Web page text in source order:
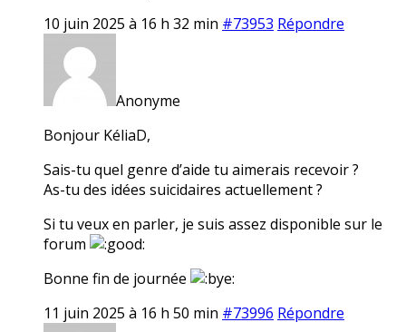
10 juin 2025 à 16 h 32 min #73953 Répondre
Anonyme
Bonjour KéliaD,
Sais-tu quel genre d’aide tu aimerais recevoir ?
As-tu des idées suicidaires actuellement ?
Si tu veux en parler, je suis assez disponible sur le
forum
Bonne fin de journée
11 juin 2025 à 16 h 50 min #73996 Répondre